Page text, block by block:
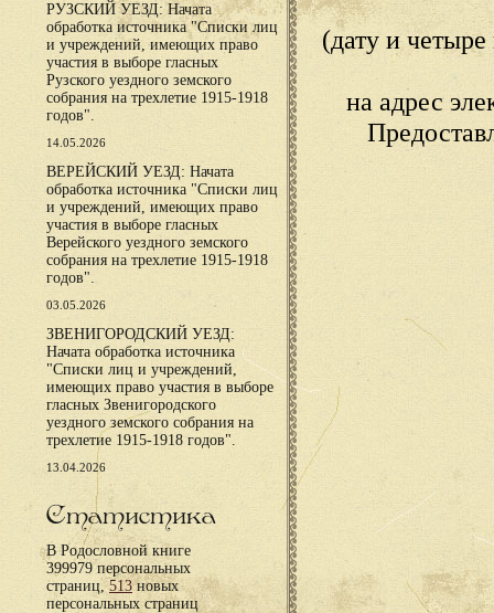
РУЗСКИЙ УЕЗД: Начата
обработка источника "Списки лиц
и учреждений, имеющих право
участия в выборе гласных
Рузского уездного земского
собрания на трехлетие 1915-1918
годов".
14.05.2026
ВЕРЕЙСКИЙ УЕЗД: Начата
обработка источника "Списки лиц
и учреждений, имеющих право
участия в выборе гласных
Верейского уездного земского
собрания на трехлетие 1915-1918
годов".
03.05.2026
ЗВЕНИГОРОДСКИЙ УЕЗД:
Начата обработка источника
"Списки лиц и учреждений,
имеющих право участия в выборе
гласных Звенигородского
уездного земского собрания на
трехлетие 1915-1918 годов".
13.04.2026
Статистика
В Родословной книге
399979 персональных
страниц,513новых
персональных страниц
(дату и
на адрес